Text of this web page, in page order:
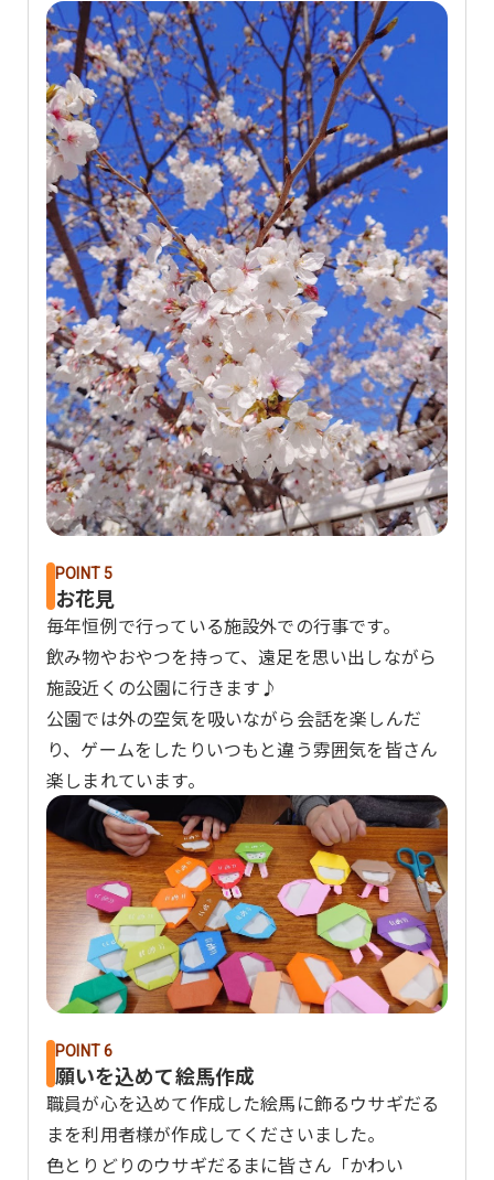
POINT 5
お花見
毎年恒例で行っている施設外での行事です。
飲み物やおやつを持って、遠足を思い出しながら
施設近くの公園に行きます♪
公園では外の空気を吸いながら会話を楽しんだ
り、ゲームをしたりいつもと違う雰囲気を皆さん
楽しまれています。
POINT 6
願いを込めて絵馬作成
職員が心を込めて作成した絵馬に飾るウサギだる
まを利用者様が作成してくださいました。
色とりどりのウサギだるまに皆さん「かわい